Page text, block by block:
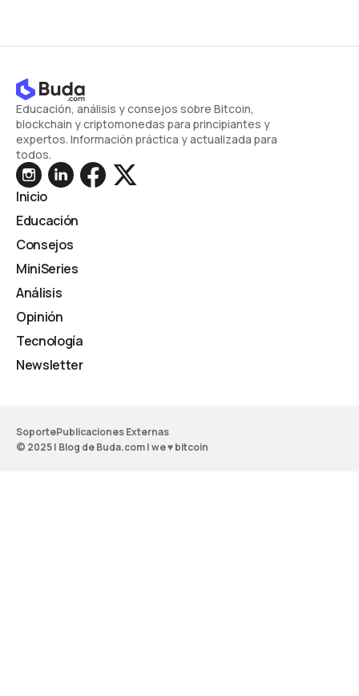
Educación, análisis y consejos sobre Bitcoin,
blockchain y criptomonedas para principiantes y
expertos. Información práctica y actualizada para
todos.
Inicio
Educación
Consejos
MiniSeries
Análisis
Opinión
Tecnología
Newsletter
SoportePublicaciones Externas
© 2025 | Blog de Buda.com | we ♥ bitcoin